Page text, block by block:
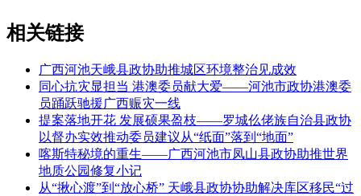
相关链接
广西河池天峨县政协助推城区环境整治见成效
同心抗灾显担当 港澳委员献大爱——河池市政协港澳委
员踊跃驰援广西赈灾一线
提案落地开花 发展硕果盈枝——罗城仫佬族自治县政协
以督办实效推动委员建议从“纸面”落到“地面”
喀斯特秘境的重生——广西河池市凤山县政协助推世界
地质公园修复小记
从“揪心渡”到“放心桥” 天峨县政协协助解决库区移民“过